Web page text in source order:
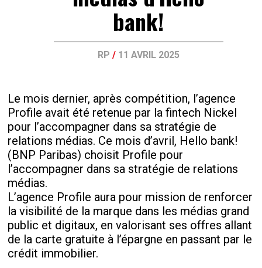
bank!
RP / 11 AVRIL 2025
Le mois dernier, après compétition, l’agence
Profile avait été retenue par la fintech Nickel
pour l’accompagner dans sa stratégie de
relations médias. Ce mois d’avril, Hello bank!
(BNP Paribas) choisit Profile pour
l’accompagner dans sa stratégie de relations
médias.
L’agence Profile aura pour mission de renforcer
la visibilité de la marque dans les médias grand
public et digitaux, en valorisant ses offres allant
de la carte gratuite à l’épargne en passant par le
crédit immobilier.